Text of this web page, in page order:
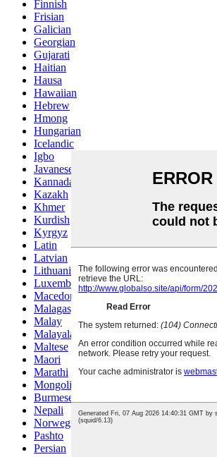
Finnish
Frisian
Galician
Georgian
Gujarati
Haitian
Hausa
Hawaiian
Hebrew
Hmong
Hungarian
Icelandic
Igbo
Javanese
Kannada
Kazakh
Khmer
Kurdish
Kyrgyz
Latin
Latvian
Lithuanian
Luxembou..
Macedonian
Malagasy
Malay
Malayalam
Maltese
Maori
Marathi
Mongolian
Burmese
Nepali
Norwegian
Pashto
Persian